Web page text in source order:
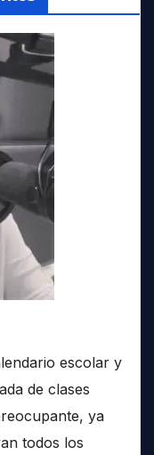
escolar y
de clases
ya
todos los